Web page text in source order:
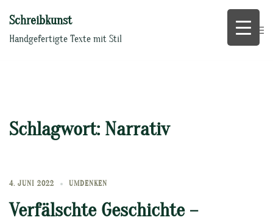
Inhalt
springen
Schreibkunst
Handgefertigte Texte mit Stil
Schlagwort: Narrativ
4. JUNI 2022 UMDENKEN
Verfälschte Geschichte –